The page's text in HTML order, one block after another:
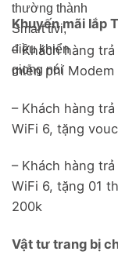
thường thành
Smart tivi,
điều khiển
giọng nói
Khuyến mãi lắp
– Khách hàng
miễn phí
– Khách hàng
WiFi 6, tặng
– Khách hàng
WiFi 6, tặng 01
200k
Vật tư trang bị